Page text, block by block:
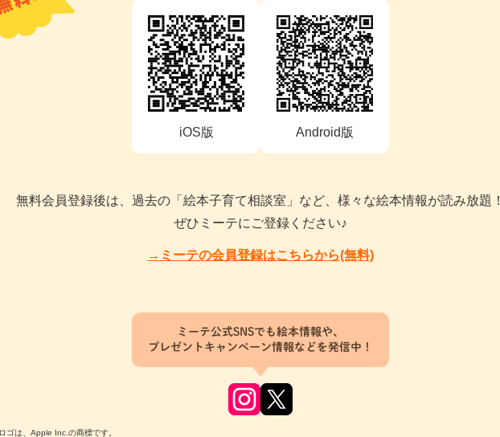
iOS版 Android版
無料会員登録後は、過去の「絵本子育て相談室」など、様々な絵本情報が読み放題！
ぜひミーテにご登録ください♪
→ミーテの会員登録はこちらから(無料)
ミーテ公式SNSでも絵本情報や、
プレゼントキャンペーン情報などを発信中！
は、Apple Inc.の商標です。